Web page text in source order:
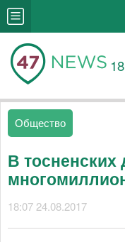
Общество
В
18:07 24.08.2017